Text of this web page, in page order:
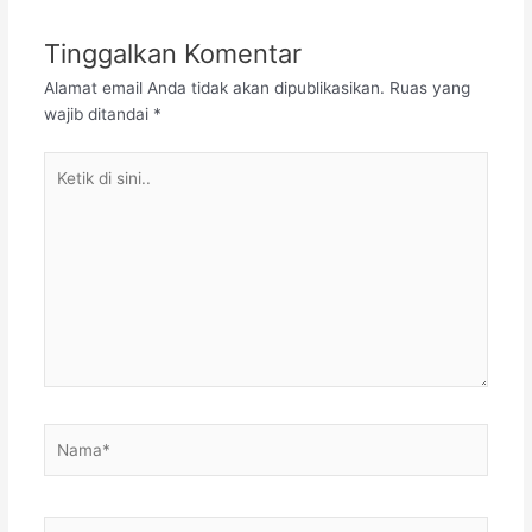
Tinggalkan Komentar
Alamat email Anda tidak akan dipublikasikan. Ruas yang
wajib ditandai *